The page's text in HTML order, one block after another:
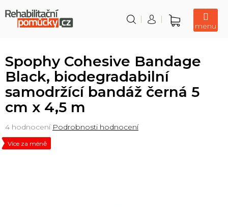
na
obsah
Nákupní
Spophy Cohesive Bandage
Black, biodegradabilní
samodržící bandáž černá 5
cm x 4,5 m
Více za méně
Průměrné
hodnocení
produktu
4 hodnocení Podrobnosti hodnocení